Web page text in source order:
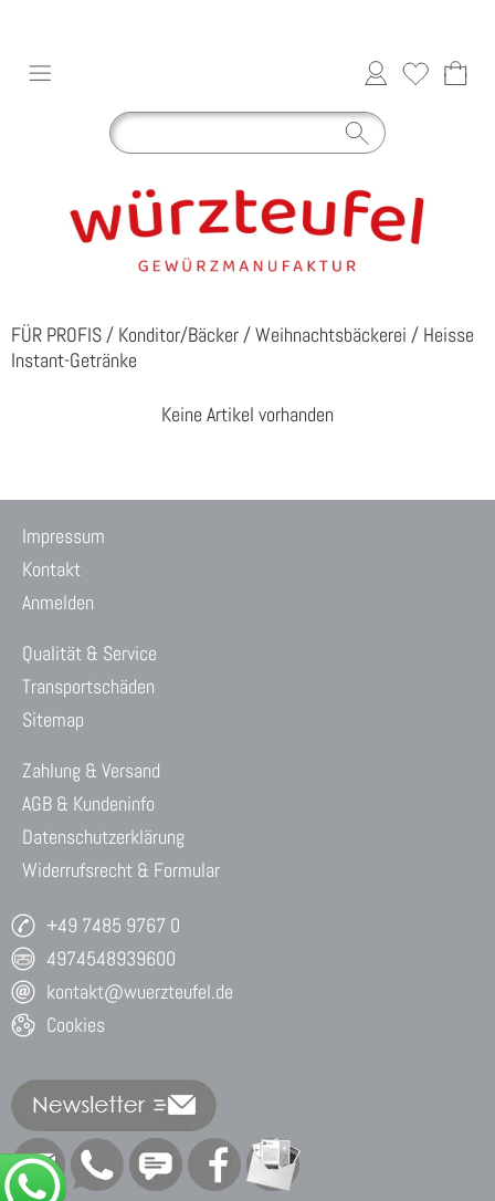
FÜR PROFIS / Konditor/Bäcker /Weihnachtsbäckerei / Heisse
Instant-Getränke
Keine Artikel vorhanden
Impressum
Kontakt
Anmelden
Qualität & Service
Transportschäden
Sitemap
Zahlung & Versand
AGB & Kundeninfo
Datenschutzerklärung
Widerrufsrecht & Formular
+49 7485 9767 0
4974548939600
kontakt@wuerzteufel.de
Cookies